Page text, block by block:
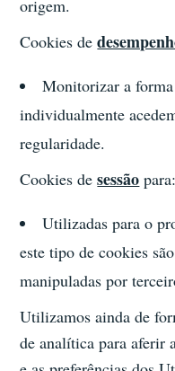
origem.
Cookies de
Monitorizar a
individualmente
regularidade.
Cookies desessão para:
Utilizadas para o
este tipo de cookies
manipuladas por
Utilizamos ainda de
de analítica para aferir